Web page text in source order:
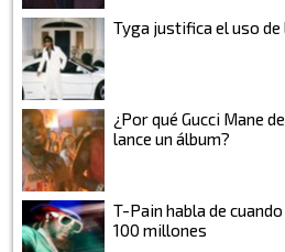
Tyga justifica el uso de
¿Por qué Gucci Mane
lance un álbum?
T-Pain habla de
100 millones